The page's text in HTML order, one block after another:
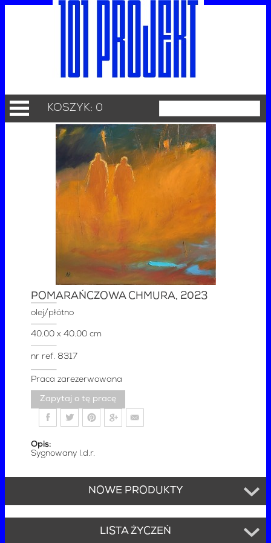
KOSZYK: 0
POMARAŃCZOWA CHMURA, 2023
olej/płótno
40.00 x 40.00 cm
nr ref. 8317
Praca zarezerwowana
Zapytaj o tę pracę
Opis:
Sygnowany l.d.r.
NOWE PRODUKTY
LISTA ŻYCZEŃ